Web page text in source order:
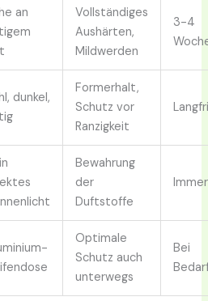
an
Vollständiges
Aushärten,
Mildwerden
3-4
dunkel,
Formerhalt,
Schutz vor
Ranzigkeit
Bewahrung
der
Duftstoffe
Immer
Optimale
Schutz auch
unterwegs
Bei